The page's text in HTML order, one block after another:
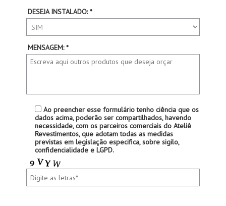
DESEJA INSTALADO: *
MENSAGEM: *
Ao preencher esse formulário tenho ciência que os
dados acima, poderão ser compartilhados, havendo
necessidade, com os parceiros comerciais do Ateliê
Revestimentos, que adotam todas as medidas
previstas em legislação especifica, sobre sigilo,
confidencialidade e LGPD.